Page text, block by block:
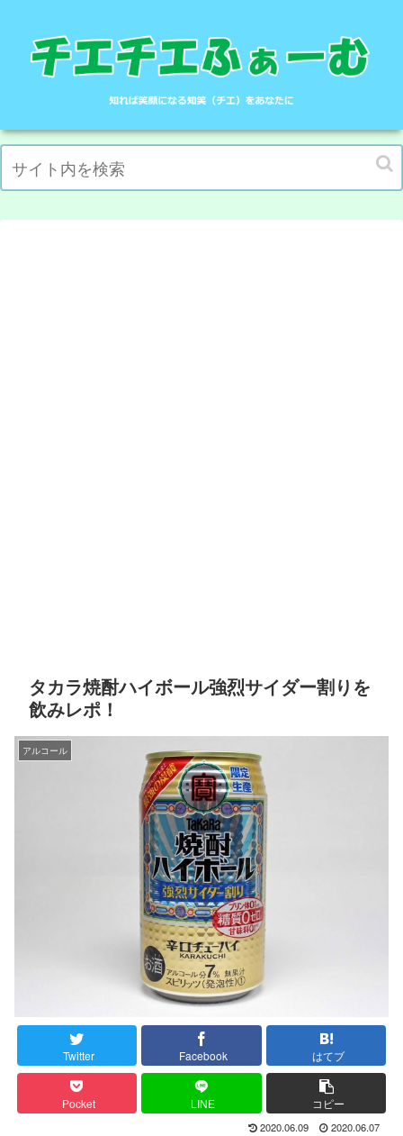
タカラ焼酎ハイボール強烈サイダー割りを
飲みレポ！
アルコール
Twitter Facebook はてブ
Pocket LINE コピー
2020.06.09 2020.06.07